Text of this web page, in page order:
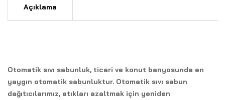
Açıklama
Otomatik sıvı sabunluk, ticari ve konut banyosunda en
yaygın otomatik sabunluktur. Otomatik sıvı sabun
dağıtıcılarımız, atıkları azaltmak için yeniden